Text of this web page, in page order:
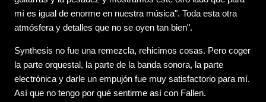
mí es igual de enorme en nuestra música". Toda esta otra
atmósfera y detalles que no se oyen tan bien".
Synthesis no fue una remezcla, rehicimos cosas. Pero coger
la parte orquestal, la parte de la banda sonora, la parte
electrónica y darle un empujón fue muy satisfactorio para mí.
Así que no tengo por qué sentirme así con Fallen.